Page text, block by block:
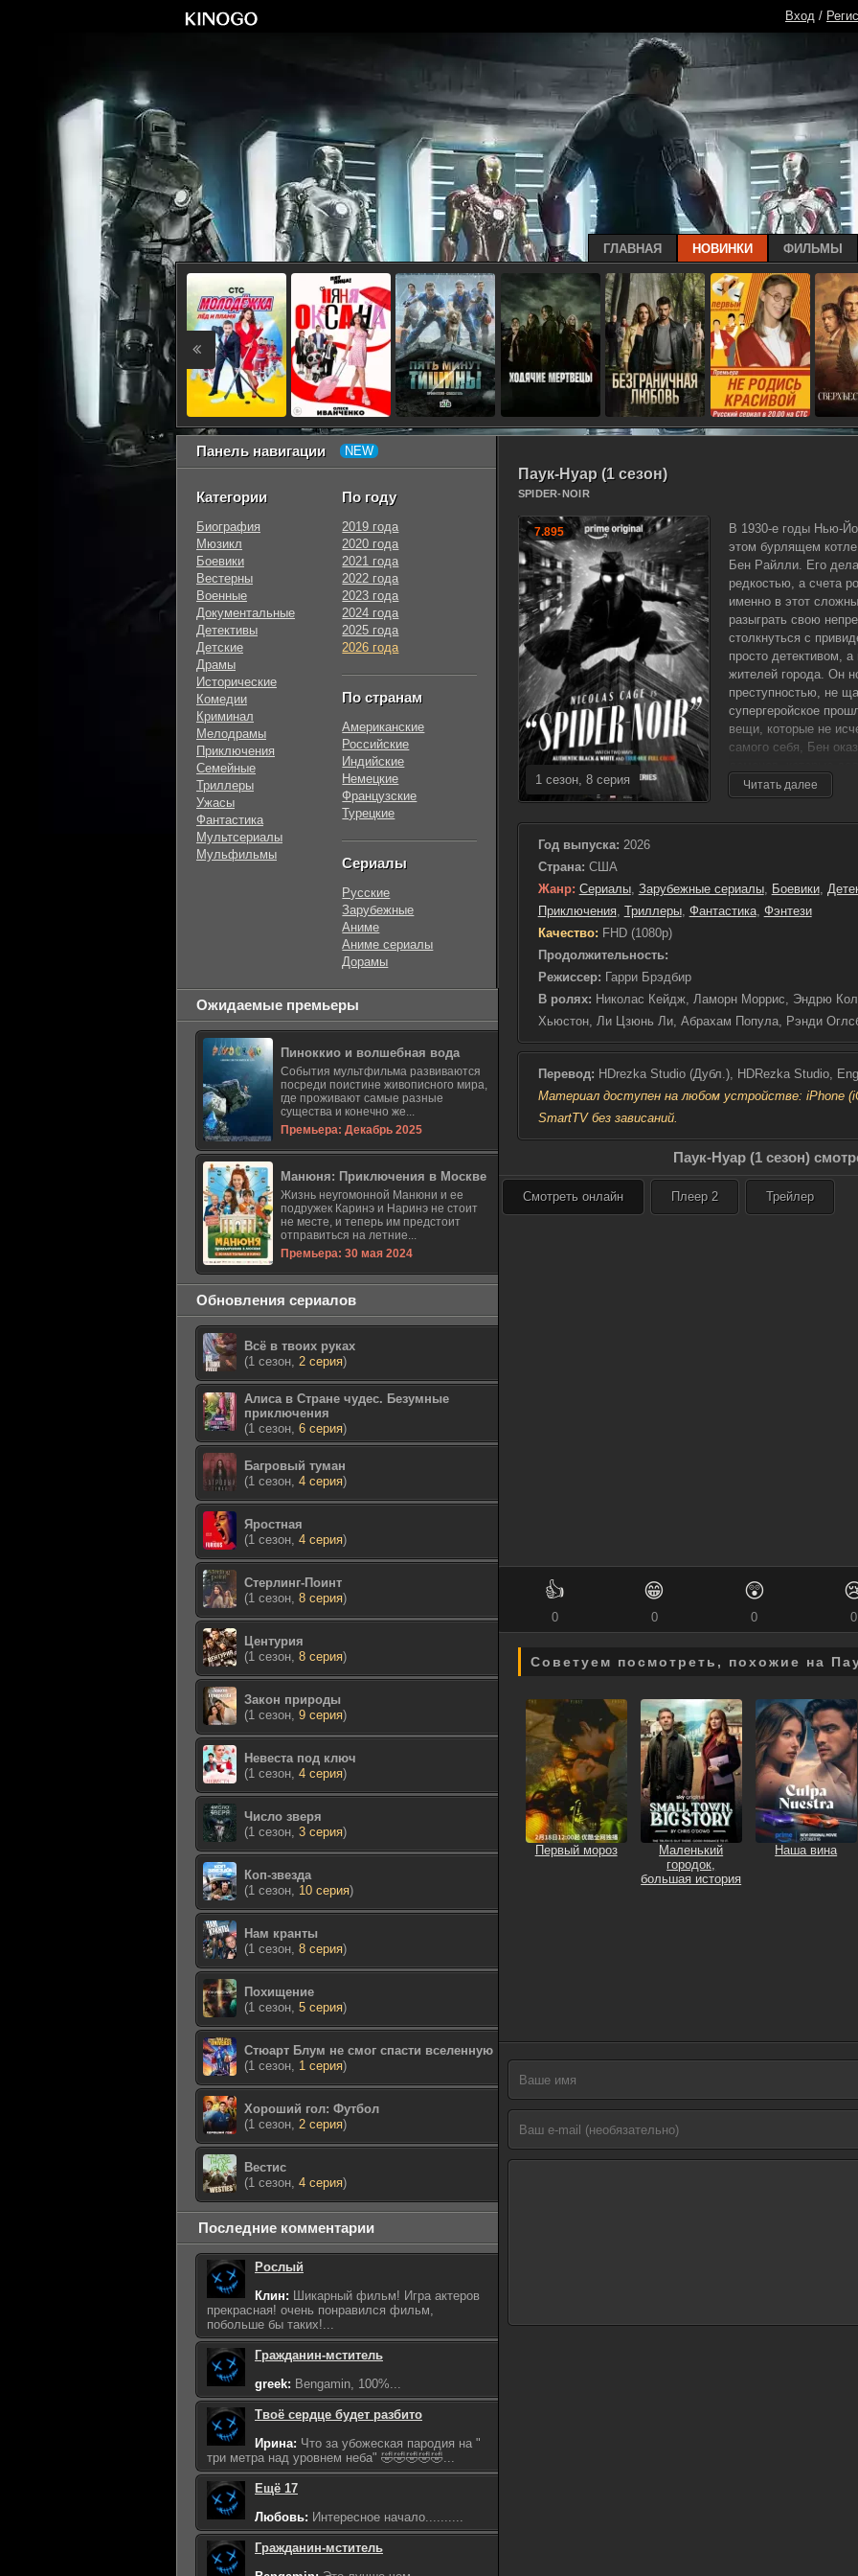
Паук-Нуар (1 сезон)
SPIDER-NOIR
1 сезон, 8 серия
7.895
В 1930-е годы Нью-
этом бурлящем
Бен Райлли. Его
редкостью, а счета
именно в этот
разыграть свою
столкнуться с
просто детективом,
жителей города. Он
преступностью, не
супергеройское
вещи, которые не
самого себя, Бен
глубинах его души.
борьбой и поиском
тщательно избегал.
справиться. Бену
оставаться в
взлететь на новые
возвращал себе
открывал свое
утрачено в
днем он все больше
ему предначертано
Читать далее
Год выпуска: 2026
Страна: США
Жанр: Сериалы, Зарубежные сериалы, Боевики,
Приключения, Триллеры, Фантастика, Фэнтези
Качество: FHD (1080p)
Продолжительность:
Режиссер: Гарри Брэдбир
В ролях: Николас Кейдж, Ламорн Моррис, Эндрю
Хьюстон, Ли Цзюнь Ли, Абрахам Попула, Рэнди
Перевод: HDrezka Studio (Дубл.), HDRezka Studio,
Материал доступен на любом устройстве: iPhone
SmartTV без зависаний.
Паук-Нуар (1 сезон)
Смотреть онлайн Плеер 2 Трейлер
👍
0
😁
0
😲
0 0
Советуем посмотреть, похожие на
Первый мороз
Маленький
городок,
большая история
Наша вина
Панель навигации
Категории
Биография
Мюзикл
Боевики
Вестерны
Военные
Документальные
Детективы
Детские
Драмы
Исторические
Комедии
Криминал
Мелодрамы
Приключения
Семейные
Триллеры
Ужасы
Фантастика
Мультсериалы
Мульфильмы
По году
2019 года
2020 года
2021 года
2022 года
2023 года
2024 года
2025 года
2026 года
По странам
Американские
Российские
Индийские
Немецкие
Французские
Турецкие
Сериалы
Русские
Зарубежные
Аниме
Аниме сериалы
Дорамы
Ожидаемые премьеры
Пиноккио и волшебная вода
События мультфильма развиваются
посреди поистине живописного мира,
где проживают самые разные
существа и конечно же...
Премьера: Декабрь 2025
Манюня: Приключения в Москве
Жизнь неугомонной Манюни и ее
подружек Каринэ и Наринэ не стоит
не месте, и теперь им предстоит
отправиться на летние...
Премьера: 30 мая 2024
Обновления сериалов
Всё в твоих руках
(1 сезон, 2 серия)
Алиса в Стране чудес. Безумные
приключения
(1 сезон, 6 серия)
Багровый туман
(1 сезон, 4 серия)
Яростная
(1 сезон, 4 серия)
Стерлинг-Поинт
(1 сезон, 8 серия)
Центурия
(1 сезон, 8 серия)
Закон природы
(1 сезон, 9 серия)
Невеста под ключ
(1 сезон, 4 серия)
Число зверя
(1 сезон, 3 серия)
Коп-звезда
(1 сезон, 10 серия)
Нам кранты
(1 сезон, 8 серия)
Похищение
(1 сезон, 5 серия)
Стюарт Блум не смог спасти вселенную
(1 сезон, 1 серия)
Хороший гол: Футбол
(1 сезон, 2 серия)
Вестис
(1 сезон, 4 серия)
Последние комментарии
Рослый
Клин: Шикарный фильм! Игра актеров
прекрасная! очень понравился фильм,
побольше бы таких!...
Гражданин-мститель
greek: Bengamin, 100%...
Твоё сердце будет разбито
Ирина: Что за убожеская пародия на "
три метра над уровнем неба" 🤣🤣🤣🤣🤣...
Ещё 17
Любовь: Интересное начало..........
Гражданин-мститель
Вход /
ГЛАВНАЯ НОВИНКИ ФИЛЬМЫ